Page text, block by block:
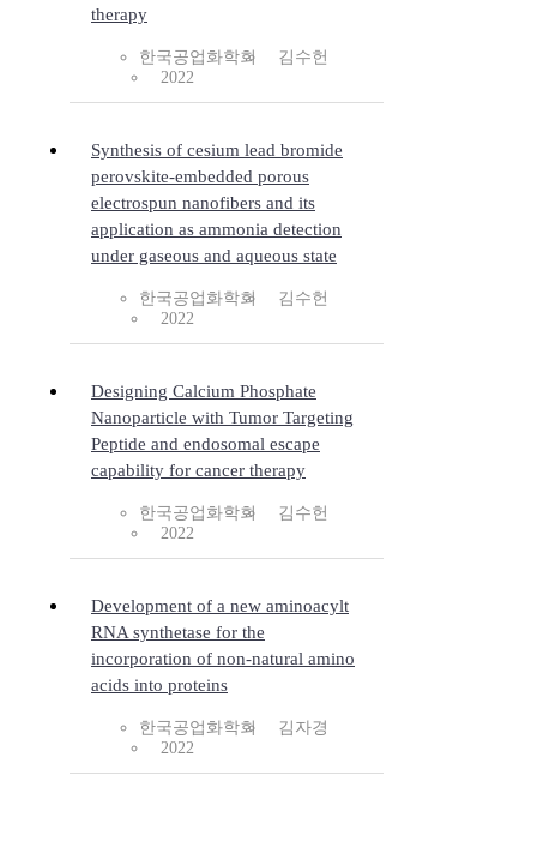
therapy
한국공업화학회
김수헌
2022
Synthesis of cesium lead bromide
perovskite-embedded porous
electrospun nanofibers and its
application as ammonia detection
under gaseous and aqueous state
한국공업화학회
김수헌
2022
Designing Calcium Phosphate
Nanoparticle with Tumor Targeting
Peptide and endosomal escape
capability for cancer therapy
한국공업화학회
김수헌
2022
Development of a new aminoacylt
RNA synthetase for the
incorporation of non-natural amino
acids into proteins
한국공업화학회
김자경
2022